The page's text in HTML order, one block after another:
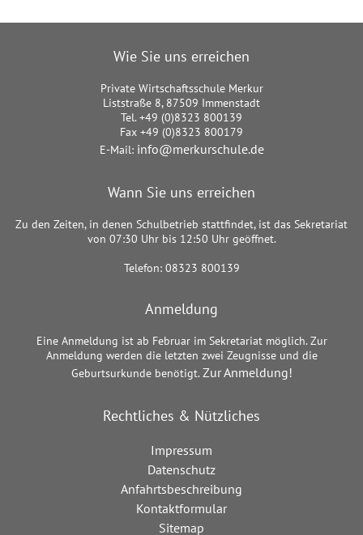
Wie Sie uns erreichen
Private Wirtschaftsschule Merkur
Liststraße 8, 87509 Immenstadt
Tel. +49 (0)8323 800139
Fax +49 (0)8323 800179
E-Mail: info@merkurschule.de
Wann Sie uns erreichen
Zu den Zeiten, in denen Schulbetrieb stattfindet, ist das Sekretariat
von 07:30 Uhr bis 12:50 Uhr geöffnet.
Telefon: 08323 800139
Anmeldung
Eine Anmeldung ist ab Februar im Sekretariat möglich. Zur
Anmeldung werden die letzten zwei Zeugnisse und die
Geburtsurkunde benötigt. Zur Anmeldung!
Rechtliches & Nützliches
Impressum
Datenschutz
Anfahrtsbeschreibung
Kontaktformular
Sitemap